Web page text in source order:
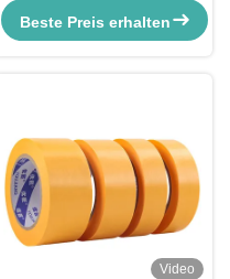
150 Grad hohe Temperatur
Beste Preis erhalten
Video